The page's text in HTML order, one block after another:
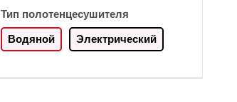
Тип полотенцесушителя
Водяной Электрический